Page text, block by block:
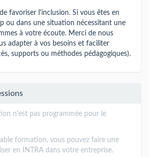
favoriser l'inclusion. Si vous êtes en
ou dans une situation nécessitant une
à votre écoute. Merci de nous
adapter à vos besoins et faciliter
supports ou méthodes pédagogiques).
n'est pas programmée pour le
formation, vous pouvez faire une
en INTRA dans votre entreprise.